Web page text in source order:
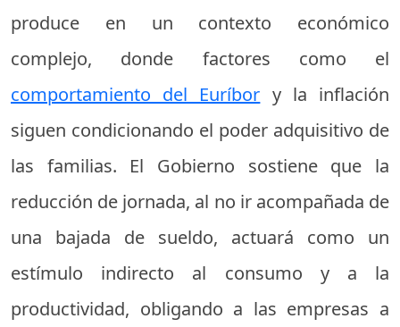
produce en un contexto económico
complejo, donde factores como el
comportamiento del Euríbor y la inflación
siguen condicionando el poder adquisitivo de
las familias. El Gobierno sostiene que la
reducción de jornada, al no ir acompañada de
una bajada de sueldo, actuará como un
estímulo indirecto al consumo y a la
productividad, obligando a las empresas a